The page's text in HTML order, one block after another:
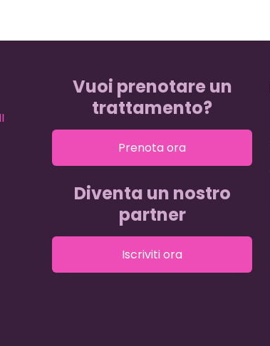
Vuoi prenotare un
trattamento?
Prenota ora
Diventa un nostro
partner
Iscriviti ora